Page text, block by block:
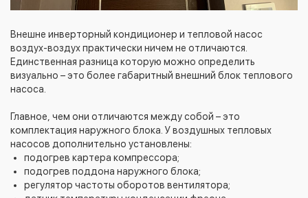
Внешне инверторный кондиционер и тепловой насос
воздух-воздух практически ничем не отличаются.
Единственная разница которую можно определить
визуально – это более габаритный внешний блок теплового
насоса.
Главное, чем они отличаются между собой – это
комплектация наружного блока. У воздушных тепловых
насосов дополнительно установлены:
подогрев картера компрессора;
подогрев поддона наружного блока;
регулятор частоты оборотов вентилятора;